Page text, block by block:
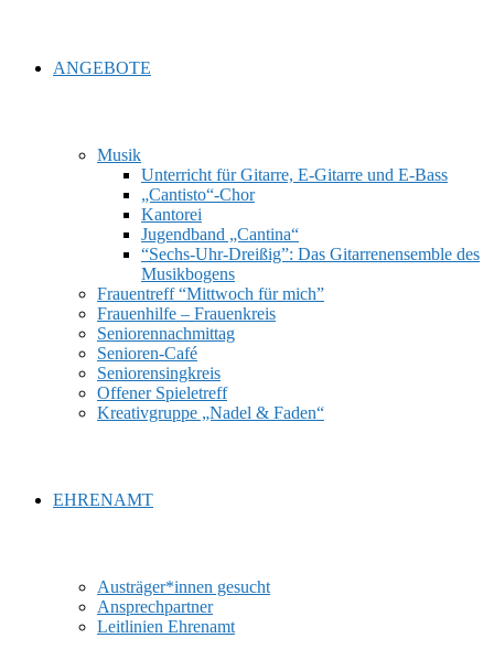
ANGEBOTE
Musik
Unterricht für Gitarre, E‑Gitarre und E‑Bass
„Cantisto“-Chor
Kantorei
Jugendband „Cantina“
“Sechs-Uhr-Dreißig”: Das Gitarrenensemble des
Musikbogens
Frauentreff “Mittwoch für mich”
Frauenhilfe – Frauenkreis
Seniorennachmittag
Senioren-Café
Seniorensingkreis
Offener Spieletreff
Kreativgruppe „Nadel & Faden“
EHRENAMT
Austräger*innen gesucht
Ansprechpartner
Leitlinien Ehrenamt